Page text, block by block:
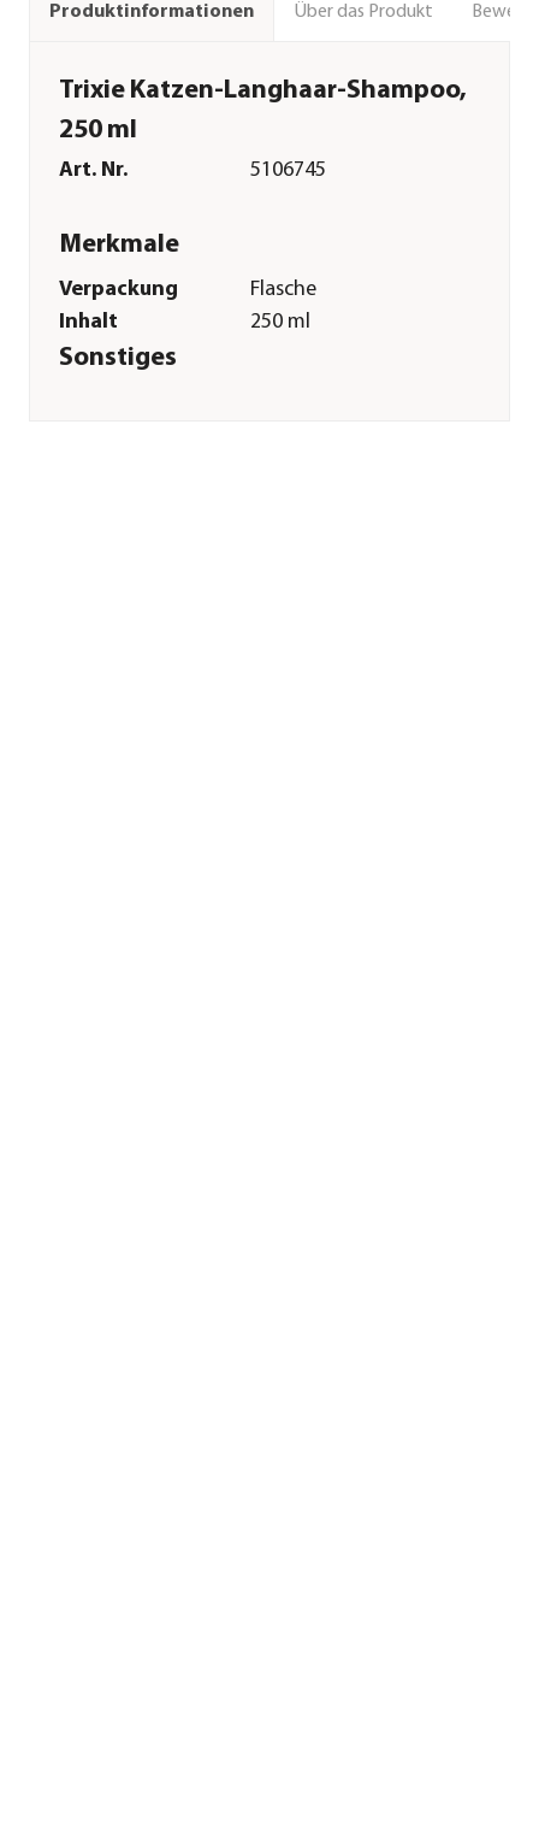
Produktinformationen Über das Produkt
Trixie Katzen-Langhaar-Shampoo,
250 ml
Art. Nr. 5106745
Merkmale
Verpackung
Flasche
Inhalt
250 ml
Sonstiges